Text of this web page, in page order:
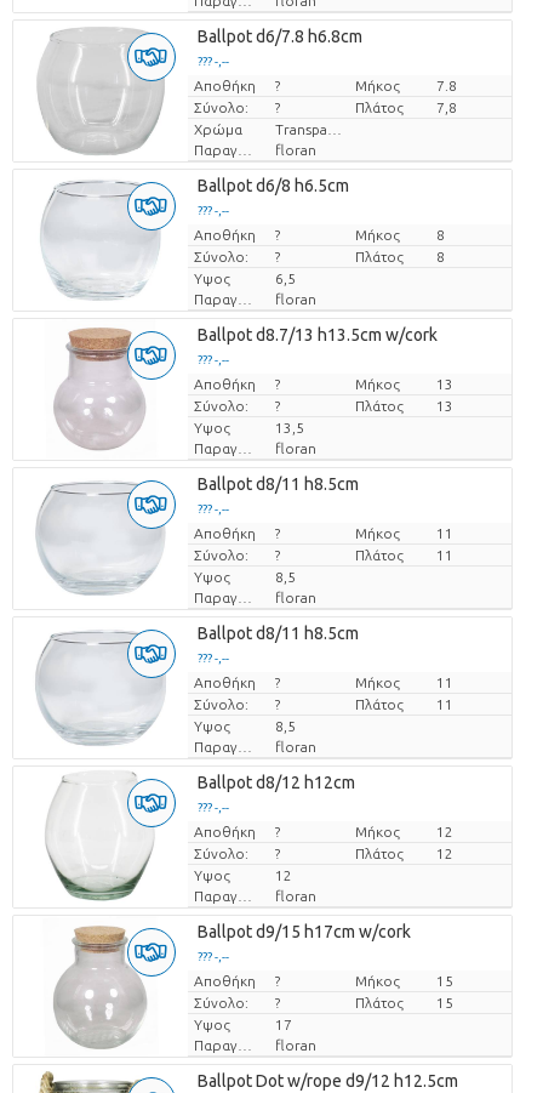
Ballpot d6/7.8 h6.8cm
??? -,--
Τιμή ανά τεμάχιο
Αποθήκη ? Μήκος
7.8
Σύνολο:
? Πλάτος
7,8
Χρώμα
Παραγωγός
floran
Ballpot d6/8 h6.5cm
??? -,--
Τιμή ανά τεμάχιο
Αποθήκη ? Μήκος
8
Σύνολο:
? Πλάτος
8
Υψος
6,5
Παραγωγός
floran
Ballpot d8.7/13 h13.5cm w/cork
??? -,--
Τιμή ανά τεμάχιο
Αποθήκη ? Μήκος
13
Σύνολο:
? Πλάτος
13
Υψος
13,5
Παραγωγός
floran
Ballpot d8/11 h8.5cm
??? -,--
Τιμή ανά τεμάχιο
Αποθήκη ? Μήκος
11
Σύνολο:
? Πλάτος
11
Υψος
8,5
Παραγωγός
floran
Ballpot d8/11 h8.5cm
??? -,--
Τιμή ανά τεμάχιο
Αποθήκη ? Μήκος
11
Σύνολο:
? Πλάτος
11
Υψος
8,5
Παραγωγός
floran
Ballpot d8/12 h12cm
??? -,--
Τιμή ανά τεμάχιο
Αποθήκη ? Μήκος
12
Σύνολο:
? Πλάτος
12
Υψος
12
Παραγωγός
floran
Ballpot d9/15 h17cm w/cork
??? -,--
Τιμή ανά τεμάχιο
Αποθήκη ? Μήκος
15
Σύνολο:
? Πλάτος
15
Υψος
17
Παραγωγός
floran
Ballpot Dot w/rope d9/12 h12.5cm